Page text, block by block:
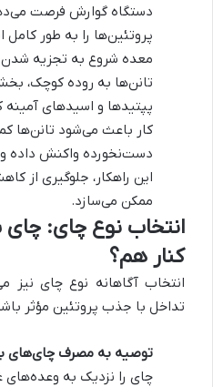
دستگاه گوارش فرصت
پروتئین‌ها را به طور کامل
معده شروع به تجزیه شدن
تانن‌ها به روده کوچک،
پپتیدها و اسیدهای
کار باعث می‌شود تانن‌ها
دست‌نخورده واکنش داده
این راهکار، جلوگیری از
ممکن می‌سازد.
انتخاب نوع چای: چای
کنار هم؟
انتخاب آگاهانه نوع چای نیز
تداخل با جذب پروتئین مؤثر
توصیه به مصرف چای‌های
چای را نزدیک به وعده‌های